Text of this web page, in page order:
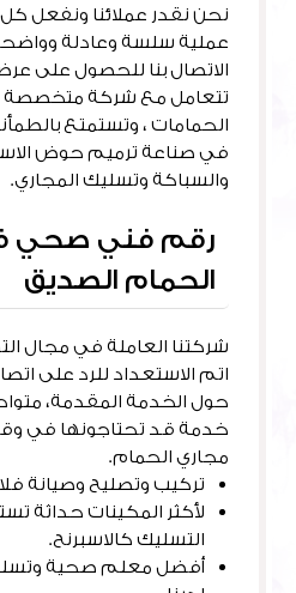
نحن نقدر عملائنا ونفعل
عملية سلسة وعادلة
الاتصال بنا للحصول على
تتعامل مع شركة متخصصة
الحمامات ، وتستمتع
في صناعة ترميم حوض
والسباكة وتسليك المجاري.
رقم فني صحي
الحمام الصديق
شركتنا العاملة في مجال
اتم الاستعداد للرد على
حول الخدمة المقدمة،
خدمة قد تحتاجونها في
مجاري الحمام.
تركيب وتصليح وصيانة
لأكثر المكينات حداثة
التسليك كالاسبرنح.
أفضل معلم صحية